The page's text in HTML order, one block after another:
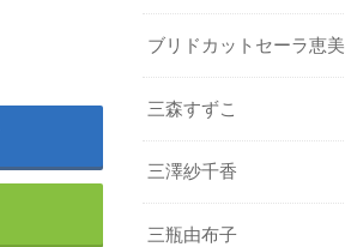
ブリドカットセーラ恵美
三森すずこ
三澤紗千香
三瓶由布子